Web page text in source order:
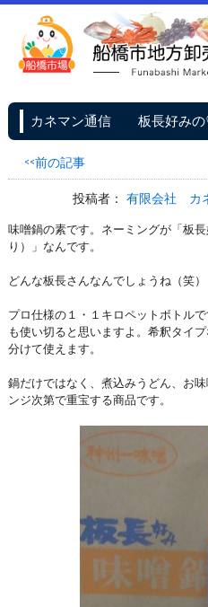
カネマン通信 板長好み
<<前の記事
投稿者：有限会社 カ
味噌鍋の素です。ネーミングが「板
り）」なんです。
どんな板長さんなんでしょうね（笑）
プロ仕様の１・１キロペットボトル
も使い切ると思いますよ。希釈タイ
分けて使えます。
鍋だけではなく、煮込みうどん、お
ンジ次第で重宝する商品です。